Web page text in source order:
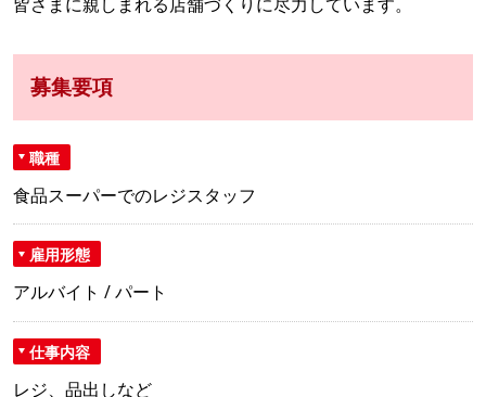
募集要項
職種
食品スーパーでのレジスタッフ
雇用形態
アルバイト / パート
仕事内容
レジ、品出しなど